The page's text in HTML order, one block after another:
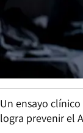
Un ensayo
logra prevenir el